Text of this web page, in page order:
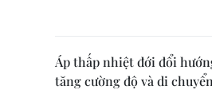
Áp thấp nhiệt đới đổi
tăng cường độ và di